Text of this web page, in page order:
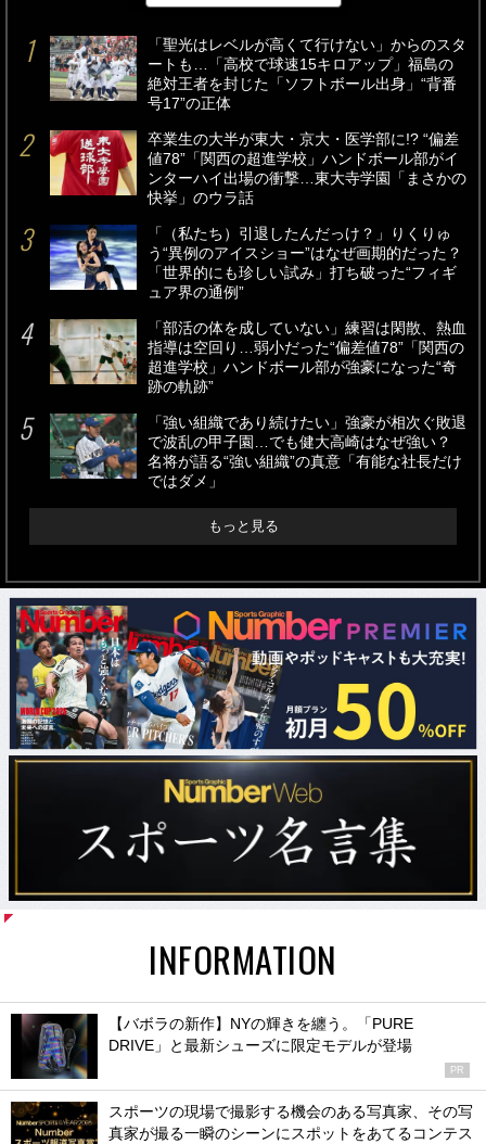
「聖光はレベルが高くて行けない」からのスタ
ートも…「高校で球速15キロアップ」福島の
絶対王者を封じた「ソフトボール出身」“背番
号17”の正体
卒業生の大半が東大・京大・医学部に!? “偏差
値78”「関西の超進学校」ハンドボール部がイ
ンターハイ出場の衝撃…東大寺学園「まさかの
快挙」のウラ話
「（私たち）引退したんだっけ？」りくりゅ
う“異例のアイスショー”はなぜ画期的だった？
「世界的にも珍しい試み」打ち破った“フィギ
ュア界の通例”
「部活の体を成していない」練習は閑散、熱血
指導は空回り…弱小だった“偏差値78”「関西の
超進学校」ハンドボール部が強豪になった“奇
跡の軌跡”
「強い組織であり続けたい」強豪が相次ぐ敗退
で波乱の甲子園…でも健大高崎はなぜ強い？
名将が語る“強い組織”の真意「有能な社長だけ
ではダメ」
もっと見る
INFORMATION
【バボラの新作】NYの輝きを纏う。「PURE
DRIVE」と最新シューズに限定モデルが登場
PR
スポーツの現場で撮影する機会のある写真家、その写
真家が撮る一瞬のシーンにスポットをあてるコンテス